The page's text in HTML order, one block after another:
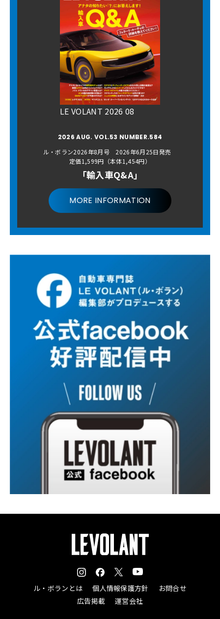
LE VOLANT 2026 08
2026 AUG. VOL.53 NUMBER.584
ル・ボラン2026年8月号 2026年6月25日発売
定価1,599円（本体1,454円）
「輸入車Q&A」
MORE INFORMATION
ル・ボランとは 個人情報保護方針
お問合せ
広告掲載
運営会社